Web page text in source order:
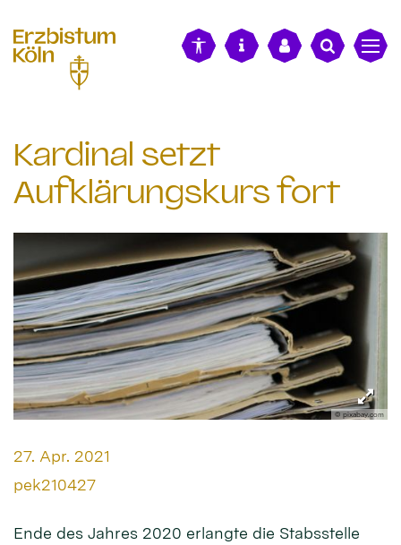
Kardinal setzt
Aufklärungskurs fort
© pixabay.com
Datum:
27. Apr. 2021
Von:
pek210427
Ende des Jahres 2020 erlangte die Stabsstelle